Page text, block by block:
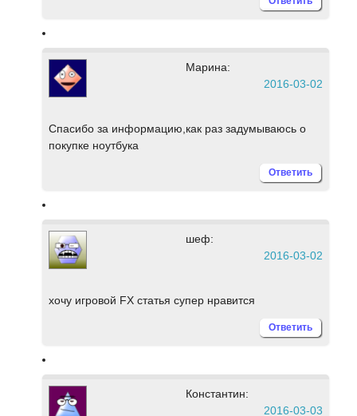
Марина:
2016-03-02
Спасибо за информацию,как раз задумываюсь о
покупке ноутбука
Ответить
шеф:
2016-03-02
хочу игровой FX статья супер нравится
Ответить
Константин:
2016-03-03